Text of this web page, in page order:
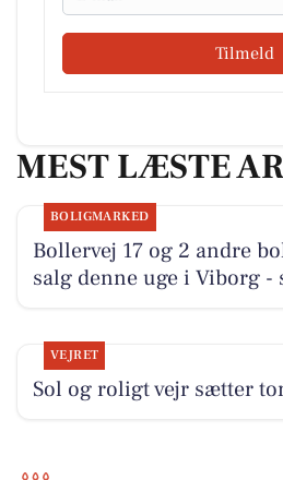
Tilmeld
MEST LÆSTE
BOLIGMARKED
Bollervej 17 og 2 andre
salg denne uge i Viborg -
VEJRET
Sol og roligt vejr sætter